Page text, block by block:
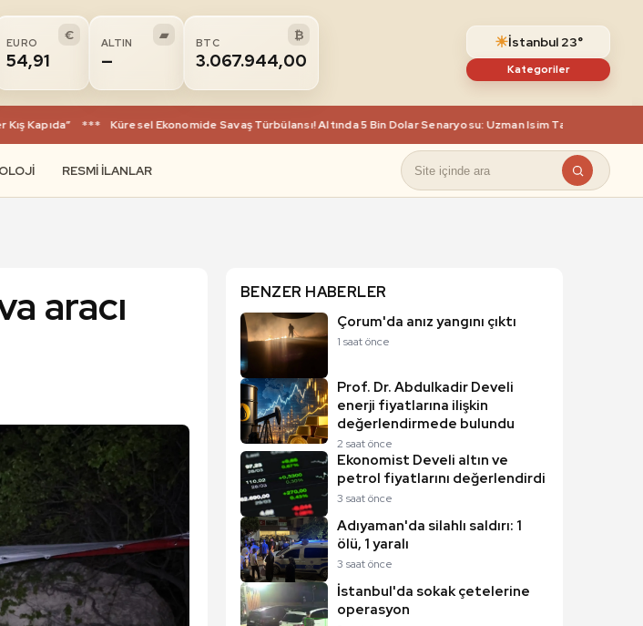
EURO
€
54,91
ALTIN
▰
—
BTC
₿
3.067.944,00
☀İstanbul 23°
Kategoriler
*** Küresel Ekonomide Savaş Türbülansı! Altında 5 Bin Dolar Senaryosu: Uzman Isim Tarih Verdi
RESMI İLANLAR
aracı
BENZER HABERLER
Çorum'da anız yangını çıktı
1 saat önce
Prof. Dr. Abdulkadir Develi
enerji fiyatlarına ilişkin
değerlendirmede bulundu
2 saat önce
Ekonomist Develi altın ve
petrol fiyatlarını değerlendirdi
3 saat önce
Adıyaman'da silahlı saldırı: 1
ölü, 1 yaralı
3 saat önce
İstanbul'da sokak çetelerine
operasyon